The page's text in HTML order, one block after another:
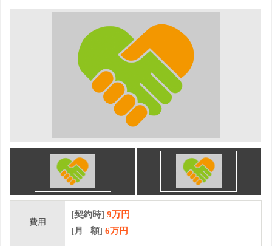
費用
[契約時] 9万円
[月 額] 6万円